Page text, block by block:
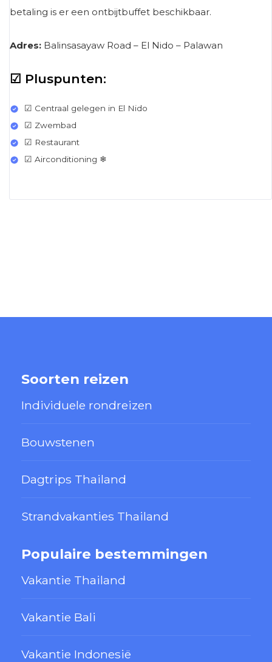
betaling is er een ontbijtbuffet beschikbaar.
Adres: Balinsasayaw Road – El Nido – Palawan
☑ Pluspunten:
☑ Centraal gelegen in El Nido
☑ Zwembad
☑ Restaurant
☑ Airconditioning ❄
Soorten reizen
Individuele rondreizen
Bouwstenen
Dagtrips Thailand
Strandvakanties Thailand
Populaire bestemmingen
Vakantie Thailand
Vakantie Bali
Vakantie Indonesië